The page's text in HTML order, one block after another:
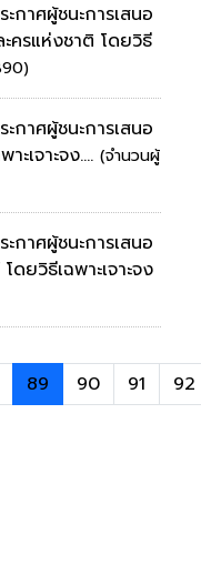
กาศผู้ชนะการเสนอ
ครแห่งชาติ โดยวิธี
กาศผู้ชนะการเสนอ
ะเจาะจง.... (จำนวนผู้
กาศผู้ชนะการเสนอ
ยวิธีเฉพาะเจาะจง
89 90 91 92